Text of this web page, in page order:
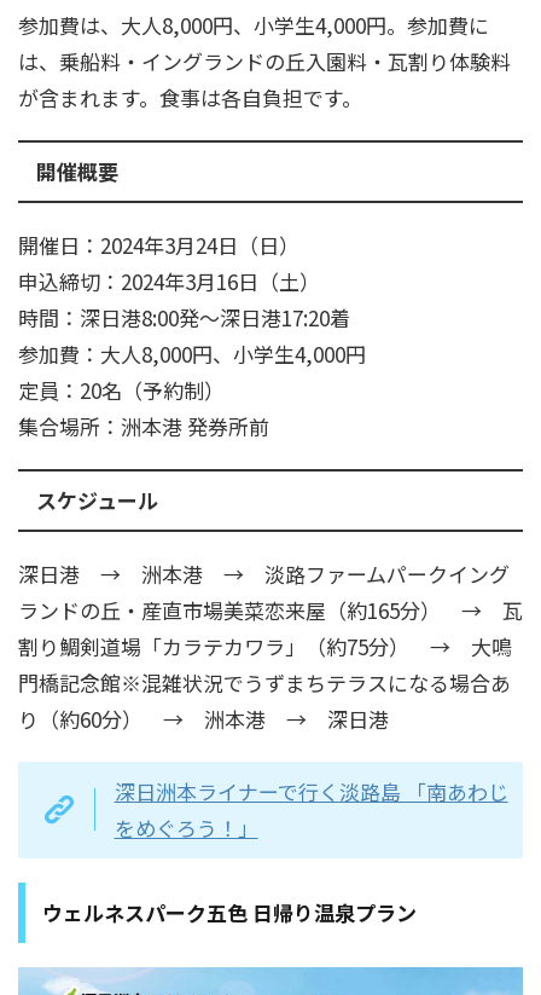
参加費は、大人8,000円、小学生4,000円。参加費に
は、乗船料・イングランドの丘入園料・瓦割り体験料
が含まれます。食事は各自負担です。
開催概要
開催日：2024年3月24日（日）
申込締切：2024年3月16日（土）
時間：深日港8:00発～深日港17:20着
参加費：大人8,000円、小学生4,000円
定員：20名（予約制）
集合場所：洲本港 発券所前
スケジュール
深日港 → 洲本港 → 淡路ファームパークイング
ランドの丘・産直市場美菜恋来屋（約165分） → 瓦
割り鯛剣道場「カラテカワラ」（約75分） → 大鳴
門橋記念館※混雑状況でうずまちテラスになる場合あ
り（約60分） → 洲本港 → 深日港
深日洲本ライナーで行く淡路島 「南あわじ
をめぐろう！」
ウェルネスパーク五色 日帰り温泉プラン